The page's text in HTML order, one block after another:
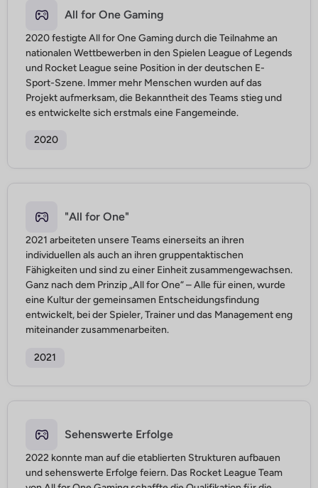
All for One Gaming
2020 festigte All for One Gaming durch die Teilnahme an
nationalen Wettbewerben in den Spielen League of Legends
und Rocket League seine Position in der deutschen E-
Sport-Szene. Immer mehr Menschen wurden auf das
Projekt aufmerksam, die Bekanntheit des Teams stieg und
es entwickelte sich erstmals eine Fangemeinde.
2020
"All for One"
2021 arbeiteten unsere Teams einerseits an ihren
individuellen als auch an ihren gruppentaktischen
Fähigkeiten und sind zu einer Einheit zusammengewachsen.
Ganz nach dem Prinzip „All for One“ – Alle für einen, wurde
eine Kultur der gemeinsamen Entscheidungsfindung
entwickelt, bei der Spieler, Trainer und das Management eng
miteinander zusammenarbeiten.
2021
Sehenswerte Erfolge
2022 konnte man auf die etablierten Strukturen aufbauen
und sehenswerte Erfolge feiern. Das Rocket League Team